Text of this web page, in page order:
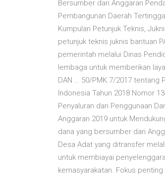
Bersumber dari Anggaran
Pembangunan Daerah
Kumpulan Petunjuk Teknis,
petunjuk teknis juknis bantuan
pemerintah melalui Dinas
lembaga untuk memberikan
DAN … 50/PMK.7/2017 tentang
Indonesia Tahun 2018 Nomor
Penyaluran dan Penggunaan
Anggaran 2019 untuk
dana yang bersumber dari
Desa Adat yang ditransfer
untuk membiayai
kemasyarakatan. Fokus